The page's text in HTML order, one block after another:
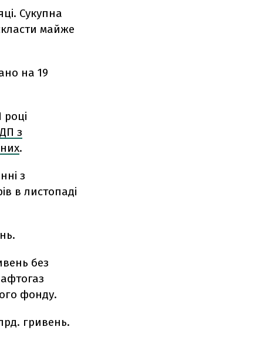
Сукупна
майже
на 19
з
.
з
в листопаді
без
фонду.
гривень.